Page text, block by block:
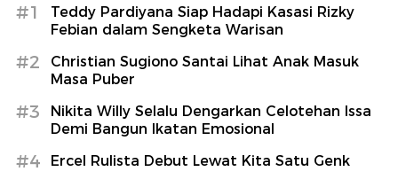
#1
Teddy Pardiyana Siap Hadapi Kasasi Rizky
Febian dalam Sengketa Warisan
#2
Christian Sugiono Santai Lihat Anak Masuk
Masa Puber
#3
Nikita Willy Selalu Dengarkan Celotehan Issa
Demi Bangun Ikatan Emosional
#4 Ercel Rulista Debut Lewat Kita Satu Genk